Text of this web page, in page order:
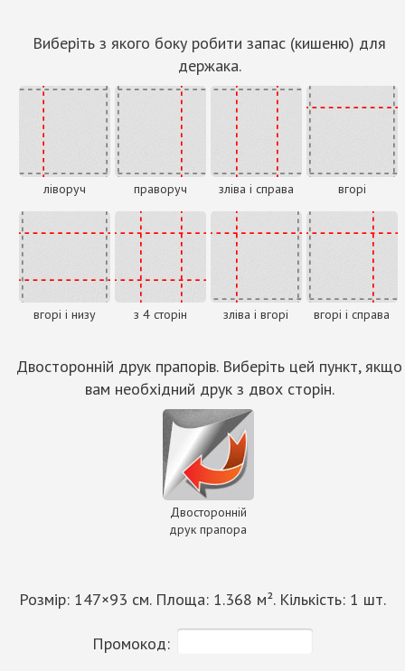
Виберіть з якого боку робити запас (кишеню) для
держака.
ліворуч праворуч зліва і справа вгорі
вгорі і низу з 4 сторін зліва і вгорі вгорі і справа
Двосторонній друк прапорів. Виберіть цей пункт, якщо
вам необхідний друк з двох сторін.
Двосторонній
друк прапора
Розмір: 147×93 см. Площа: 1.368 м². Кількість: 1 шт.
Промокод: